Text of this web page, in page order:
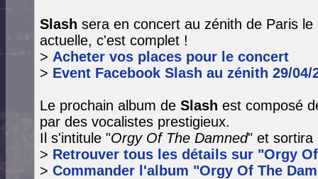
Slash sera en concert au zénith de Paris
actuelle, c'est complet !
> Acheter vos places pour le concert
> Event Facebook Slash au zénith 29/04/
Le prochain album de Slash est composé
par des vocalistes prestigieux.
Il s'intitule "Orgy Of The Damned" et sortira
> Retrouver tous les détails sur "Orgy
> Commander l'album "Orgy Of The